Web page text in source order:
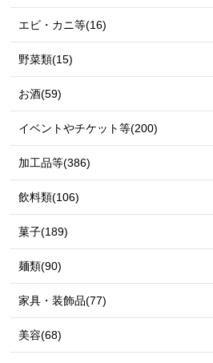
エビ・カニ等(16)
野菜類(15)
お酒(59)
イベントやチケット等(200)
加工品等(386)
飲料類(106)
菓子(189)
麺類(90)
家具・装飾品(77)
美容(68)